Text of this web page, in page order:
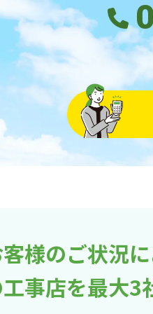
様のご状況
事店を最大3